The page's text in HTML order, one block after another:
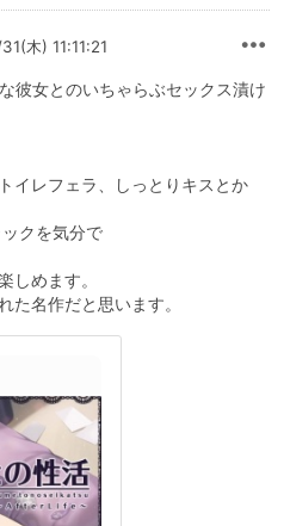
木) 11:11:21
彼女とのいちゃらぶセックス漬け
イレフェラ、しっとりキスとか
クを気分で
しめます。
た名作だと思います。